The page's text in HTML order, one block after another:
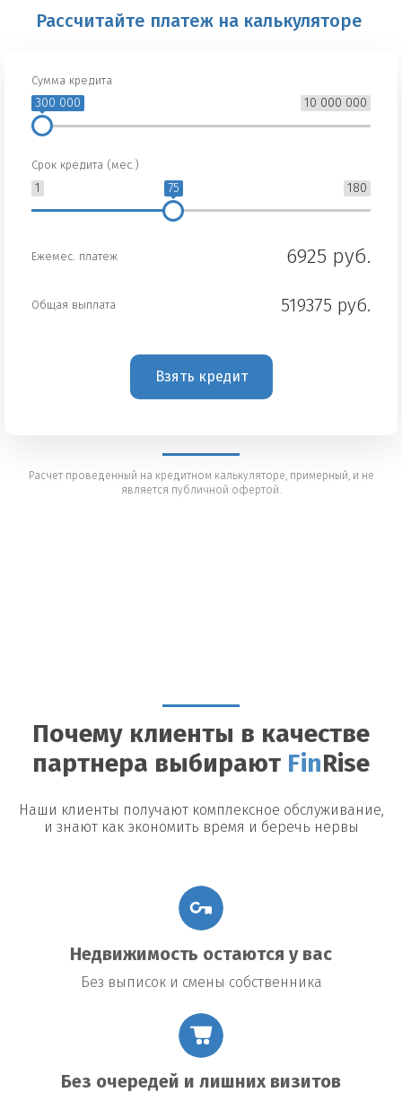
Рассчитайте платеж на калькуляторе
Сумма кредита
10 000 000
300 000
Срок кредита (мес.)
1 180
75
Ежемес. платеж 6925 руб.
Общая выплата 519375 руб.
Взять кредит
Расчет проведенный на кредитном калькуляторе, примерный, и не
является публичной офертой.
Почему клиенты в качестве
партнера выбирают Fin Rise
Наши клиенты получают комплексное обслуживание,
и знают как экономить время и беречь нервы
Недвижимость остаются у вас
Без выписок и смены собственника
Без очередей и лишних визитов